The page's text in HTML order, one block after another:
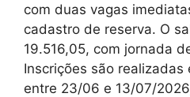
com duas vagas
cadastro de reserva. O
19.516,05, com jornada
Inscrições são
entre 23/06 e 13/07/